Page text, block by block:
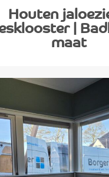
Houten
|
maat